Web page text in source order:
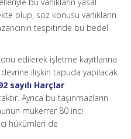
olup, söz konusu varlıkların
tespitinde bu bedel
edilerek işletme kayıtlarına
ilişkin tapuda yapılacak
sayılı Harçlar
Ayrıca bu taşınmazların
mükerrer 80 inci
hükümleri de